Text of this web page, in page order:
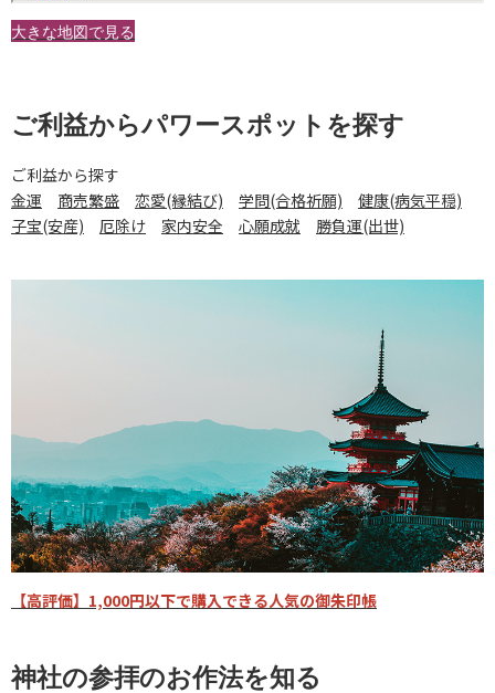
大きな地図で見る
ご利益からパワースポットを探す
ご利益から探す
金運
商売繁盛 恋愛(縁結び) 学問(合格祈願)
健康(病気平穏)
子宝(安産)
厄除け 家内安全 心願成就 勝負運(出世)
【高評価】1,000円以下で購入できる人気の御朱印帳
神社の参拝のお作法を知る